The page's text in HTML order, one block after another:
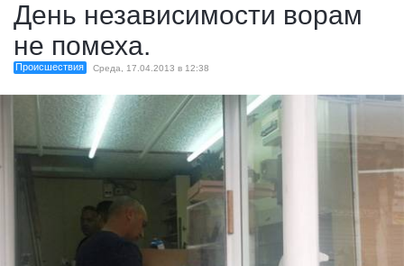
День независимости ворам
не помеха.
Происшествия Среда, 17.04.2013 в 12:38